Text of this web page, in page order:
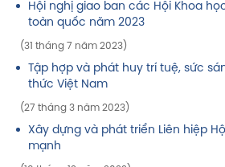
Hội nghị giao ban các Hội Khoa
toàn quốc năm 2023
(31 tháng 7 năm 2023)
Tập hợp và phát huy trí tuệ, sức
thức Việt Nam
(27 tháng 3 năm 2023)
Xây dựng và phát triển Liên hiệp
mạnh